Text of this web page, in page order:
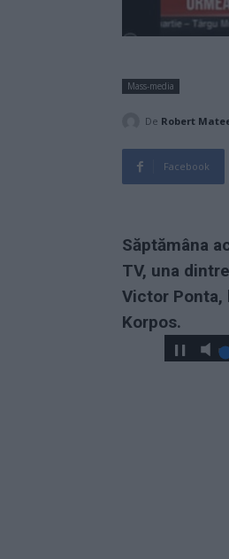
Mass-media
De Robert
Facebook
Săptămâna
TV, una
Victor Ponta,
Korpos.